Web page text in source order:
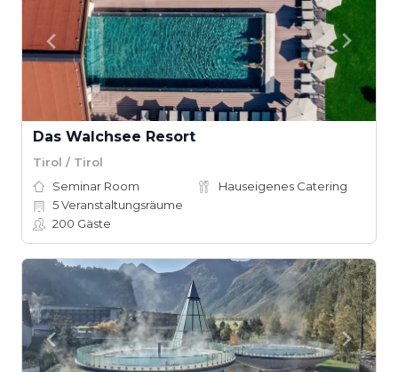
Das Walchsee Resort
Tirol / Tirol
Seminar Room
Hauseigenes Catering
5Veranstaltungsräume
200 Gäste